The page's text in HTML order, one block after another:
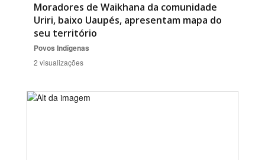
Moradores de Waikhana da comunidade
Uriri, baixo Uaupés, apresentam mapa do
seu território
Povos Indígenas
2 visualizações